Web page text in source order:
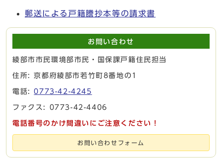
郵送による戸籍謄抄本等の請求書
お問い合わせ
綾部市市民環境部市民・国保課戸籍住民担当
住所: 京都府綾部市若竹町8番地の1
電話:0773-42-4245
ファクス: 0773-42-4406
電話番号のかけ間違いにご注意ください！
お問い合わせフォーム